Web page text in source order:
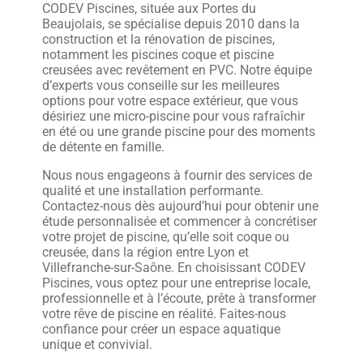
CODEV Piscines, située aux Portes du
Beaujolais, se spécialise depuis 2010 dans la
construction et la rénovation de piscines,
notamment les piscines coque et piscine
creusées avec revêtement en PVC. Notre équipe
d’experts vous conseille sur les meilleures
options pour votre espace extérieur, que vous
désiriez une micro-piscine pour vous rafraîchir
en été ou une grande piscine pour des moments
de détente en famille.
Nous nous engageons à fournir des services de
qualité et une installation performante.
Contactez-nous dès aujourd’hui pour obtenir une
étude personnalisée et commencer à concrétiser
votre projet de piscine, qu’elle soit coque ou
creusée, dans la région entre Lyon et
Villefranche-sur-Saône. En choisissant CODEV
Piscines, vous optez pour une entreprise locale,
professionnelle et à l’écoute, prête à transformer
votre rêve de piscine en réalité. Faites-nous
confiance pour créer un espace aquatique
unique et convivial.